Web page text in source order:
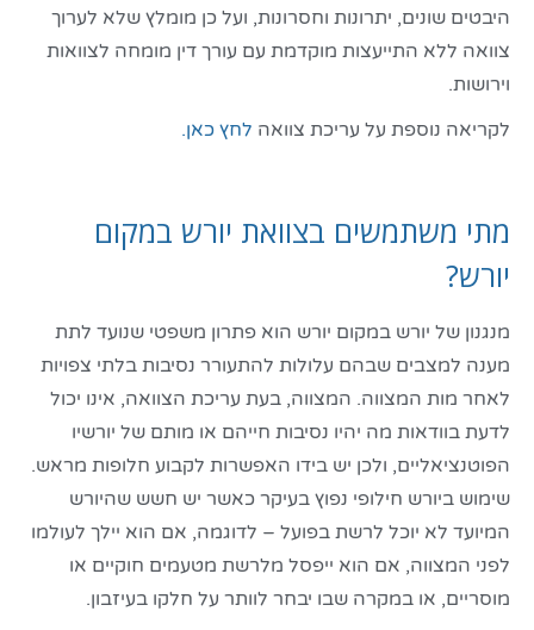
היבטים שונים, יתרונות וחסרונות, ועל כן מומלץ שלא לערוך
צוואה ללא התייעצות מוקדמת עם עורך דין מומחה לצוואות
וירושות.
לקריאה נוספת על עריכת צוואה לחץ כאן.
מתי משתמשים בצוואת יורש במקום
יורש?
מנגנון של יורש במקום יורש הוא פתרון משפטי שנועד לתת
מענה למצבים שבהם עלולות להתעורר נסיבות בלתי צפויות
לאחר מות המצווה. המצווה, בעת עריכת הצוואה, אינו יכול
לדעת בוודאות מה יהיו נסיבות חייהם או מותם של יורשיו
הפוטנציאליים, ולכן יש בידו האפשרות לקבוע חלופות מראש.
שימוש ביורש חילופי נפוץ בעיקר כאשר יש חשש שהיורש
המיועד לא יוכל לרשת בפועל – לדוגמה, אם הוא יילך לעולמו
לפני המצווה, אם הוא ייפסל מלרשת מטעמים חוקיים או
מוסריים, או במקרה שבו יבחר לוותר על חלקו בעיזבון.